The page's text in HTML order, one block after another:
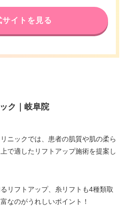
サイトを見る
ク｜岐阜院
ニックでは、患者の肌質や肌の柔ら
で適したリフトアップ施術を提案し
リフトアップ、糸リフトも4種類取
なのがうれしいポイント！